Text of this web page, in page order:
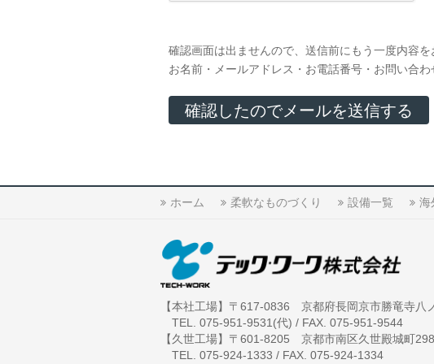
確認画面は出ませんので、送信前にもう一度内容を
お名前・メールアドレス・お電話番号・お問い合わ
ホーム 柔軟なものづくり 設備一覧 海
【本社工場】〒617-0836 京都府長岡京市勝竜寺八
TEL. 075-951-9531(代) / FAX. 075-951-9544
【久世工場】〒601-8205 京都市南区久世殿城町
TEL. 075-924-1333 / FAX. 075-924-1334